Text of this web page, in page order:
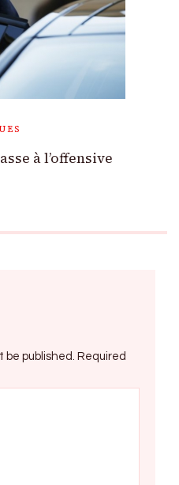
à l’offensive
be published. Required